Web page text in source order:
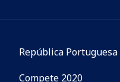
República Portuguesa
Compete 2020